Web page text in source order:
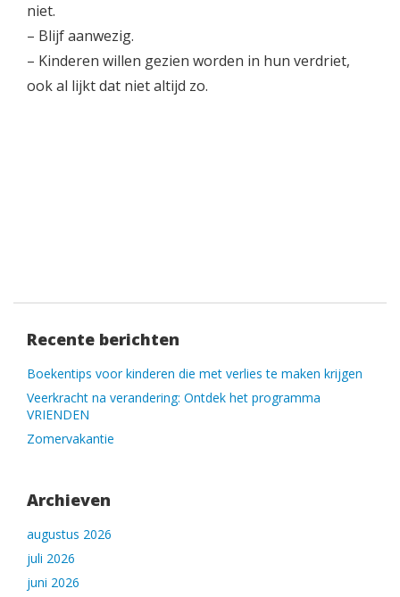
niet.
– Blijf aanwezig.
– Kinderen willen gezien worden in hun verdriet,
ook al lijkt dat niet altijd zo.
Recente berichten
Boekentips voor kinderen die met verlies te maken krijgen
Veerkracht na verandering: Ontdek het programma
VRIENDEN
Zomervakantie
Archieven
augustus 2026
juli 2026
juni 2026